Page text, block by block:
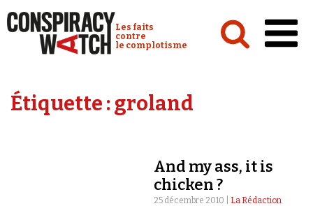
Conspiracy Watch :
Les faits
contre
le complotisme
Analyses
Émissions
Étiquette :groland
And my ass, it is
chicken ?
25 décembre 2010 | La Rédaction